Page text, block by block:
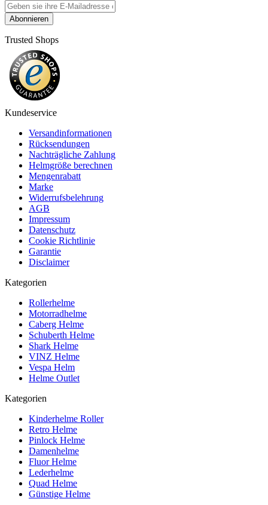
Abonnieren
Trusted Shops
Kundeservice
Versandinformationen
Rücksendungen
Nachträgliche Zahlung
Helmgröße berechnen
Mengenrabatt
Marke
Widerrufsbelehrung
AGB
Impressum
Datenschutz
Cookie Richtlinie
Garantie
Disclaimer
Kategorien
Rollerhelme
Motorradhelme
Caberg Helme
Schuberth Helme
Shark Helme
VINZ Helme
Vespa Helm
Helme Outlet
Kategorien
Kinderhelme Roller
Retro Helme
Pinlock Helme
Damenhelme
Fluor Helme
Lederhelme
Quad Helme
Günstige Helme